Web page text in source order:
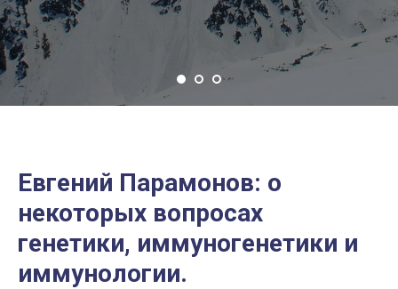
Евгений Парамонов: о
некоторых вопросах
генетики, иммуногенетики и
иммунологии.